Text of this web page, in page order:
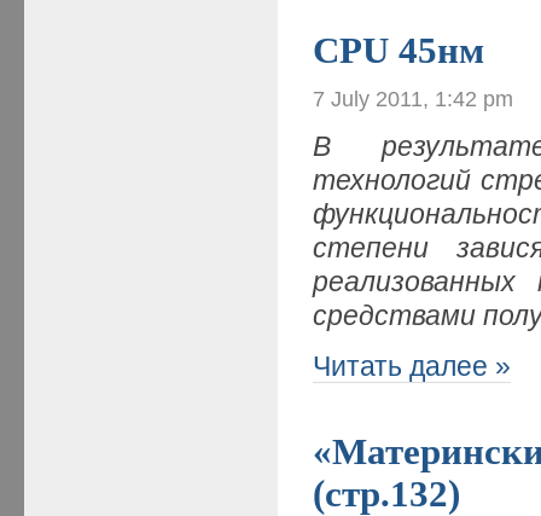
CPU 45нм
7 July 2011, 1:42 pm
В
технологий
степени
средствами
Читать далее »
(стр.132)